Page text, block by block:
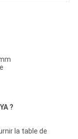
?
la table de